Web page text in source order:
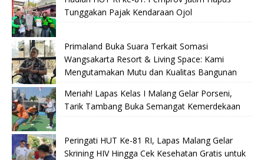
Tunggakan Pajak Kendaraan Ojol
Primaland Buka Suara Terkait Somasi
Wangsakarta Resort & Living Space: Kami
Mengutamakan Mutu dan Kualitas Bangunan
Meriah! Lapas Kelas I Malang Gelar Porseni,
Tarik Tambang Buka Semangat Kemerdekaan
Peringati HUT Ke-81 RI, Lapas Malang Gelar
Skrining HIV Hingga Cek Kesehatan Gratis untuk